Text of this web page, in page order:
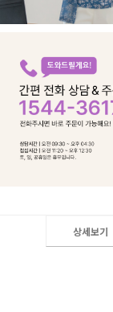
상세보기